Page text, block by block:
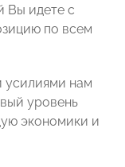
Вы идете с
по всем
нам
уровень
экономики и